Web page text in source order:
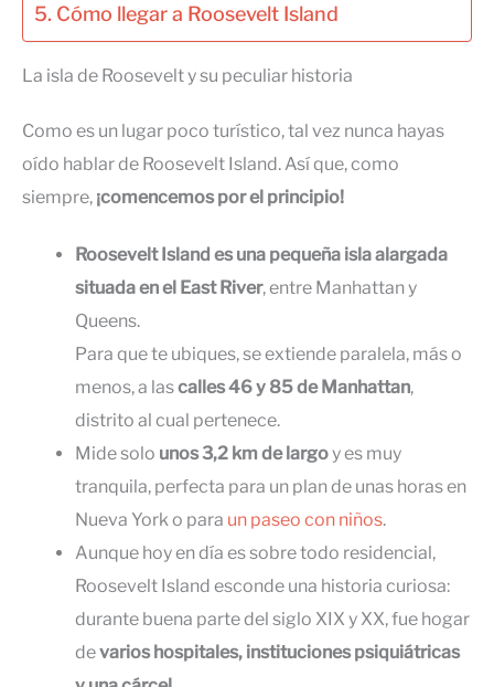
Cómo llegar a Roosevelt Island
La isla de Roosevelt y su peculiar historia
Como es un lugar poco turístico, tal vez nunca hayas
oído hablar de Roosevelt Island. Así que, como
siempre, ¡comencemos por el principio!
Roosevelt Island es una pequeña isla alargada
situada en el East River, entre Manhattan y
Queens.
Para que te ubiques, se extiende paralela, más o
menos, a lascalles 46 y 85 de Manhattan,
distrito al cual pertenece.
Mide solo unos 3,2 km de largoy es muy
tranquila, perfecta para un plan de unas horas en
Nueva York o para un paseo con niños.
Aunque hoy en día es sobre todo residencial,
Roosevelt Island esconde una historia curiosa:
durante buena parte del siglo XIX y XX, fue hogar
devarios hospitales, instituciones psiquiátricas